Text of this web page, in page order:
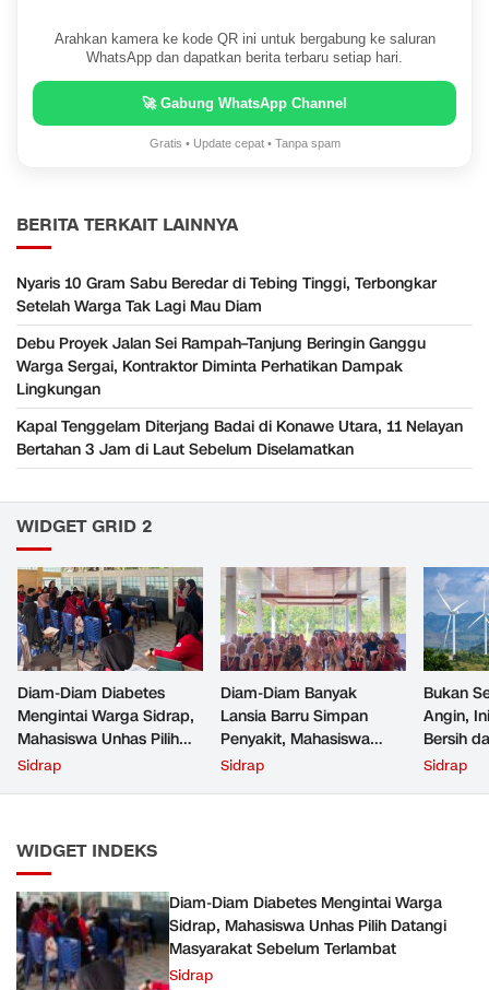
Arahkan kamera ke kode QR ini untuk bergabung ke saluran
WhatsApp dan dapatkan berita terbaru setiap hari.
🚀 Gabung WhatsApp Channel
Gratis • Update cepat • Tanpa spam
BERITA TERKAIT LAINNYA
Nyaris 10 Gram Sabu Beredar di Tebing Tinggi, Terbongkar
Setelah Warga Tak Lagi Mau Diam
Debu Proyek Jalan Sei Rampah–Tanjung Beringin Ganggu
Warga Sergai, Kontraktor Diminta Perhatikan Dampak
Lingkungan
Kapal Tenggelam Diterjang Badai di Konawe Utara, 11 Nelayan
Bertahan 3 Jam di Laut Sebelum Diselamatkan
WIDGET GRID 2
Diam-Diam Diabetes
Mengintai Warga Sidrap,
Mahasiswa Unhas Pilih
Datangi Masyarakat
Sidrap
Diam-Diam Banyak
Lansia Barru Simpan
Penyakit, Mahasiswa
Unhas Datangi Desa dan
Sidrap
Bukan
Angin,
Bersih
Sidrap
WIDGET INDEKS
Diam-Diam Diabetes Mengintai Warga
Sidrap, Mahasiswa Unhas Pilih Datangi
Masyarakat Sebelum Terlambat
Sidrap